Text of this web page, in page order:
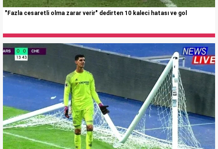
"Fazla cesaretli olma zarar verir" dedirten 10 kaleci hatası ve gol